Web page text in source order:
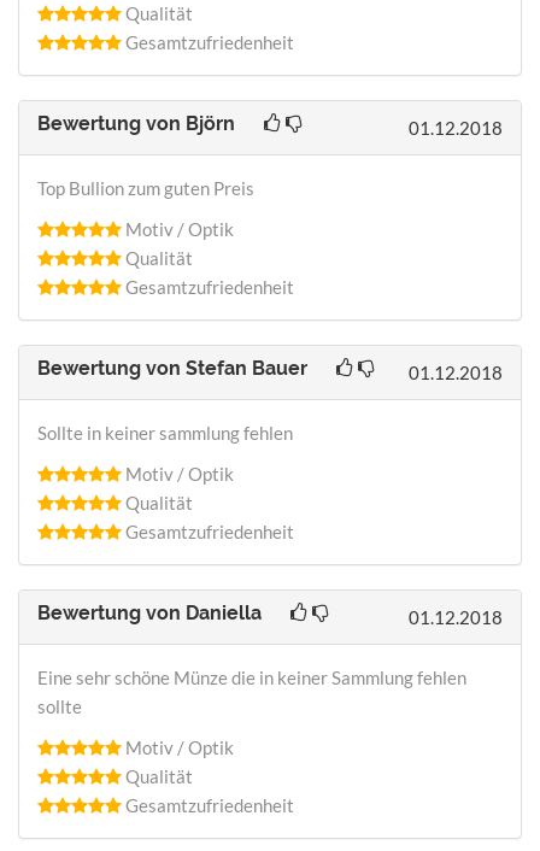
Qualität
Gesamtzufriedenheit
Bewertung von Björn 01.12.2018
Top Bullion zum guten Preis
Motiv / Optik
Qualität
Gesamtzufriedenheit
Bewertung von Stefan Bauer 01.12.2018
Sollte in keiner sammlung fehlen
Motiv / Optik
Qualität
Gesamtzufriedenheit
Bewertung von Daniella 01.12.2018
Eine sehr schöne Münze die in keiner Sammlung fehlen
sollte
Motiv / Optik
Qualität
Gesamtzufriedenheit